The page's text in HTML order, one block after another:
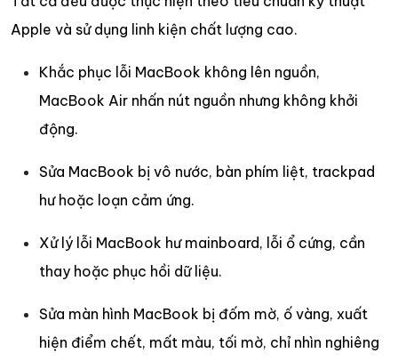
Apple và sử dụng linh kiện chất lượng cao.
Khắc phục lỗi MacBook không lên nguồn,
MacBook Air nhấn nút nguồn nhưng không khởi
động.
Sửa MacBook bị vô nước, bàn phím liệt, trackpad
hư hoặc loạn cảm ứng.
Xử lý lỗi MacBook hư mainboard, lỗi ổ cứng, cần
thay hoặc phục hồi dữ liệu.
Sửa màn hình MacBook bị đốm mờ, ố vàng, xuất
hiện điểm chết, mất màu, tối mờ, chỉ nhìn nghiêng